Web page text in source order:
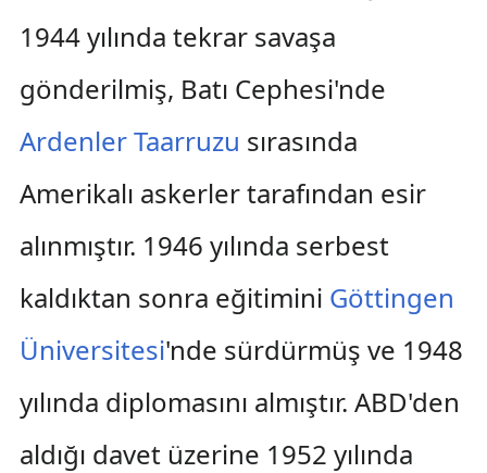
1944 yılında tekrar savaşa
gönderilmiş, Batı Cephesi'nde
Ardenler Taarruzu sırasında
Amerikalı askerler tarafından esir
alınmıştır. 1946 yılında serbest
kaldıktan sonra eğitimini Göttingen
Üniversitesi'nde sürdürmüş ve 1948
yılında diplomasını almıştır. ABD'den
aldığı davet üzerine 1952 yılında